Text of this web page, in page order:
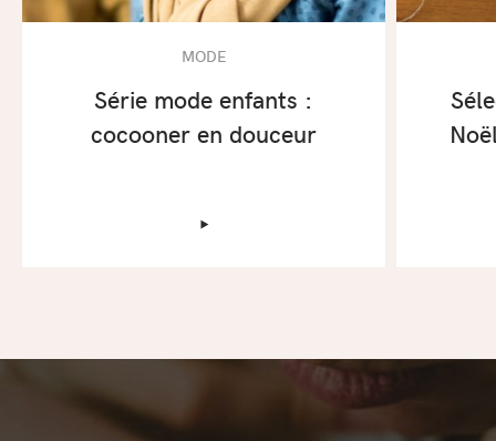
MODE
Série mode enfants :
cocooner en douceur
‣